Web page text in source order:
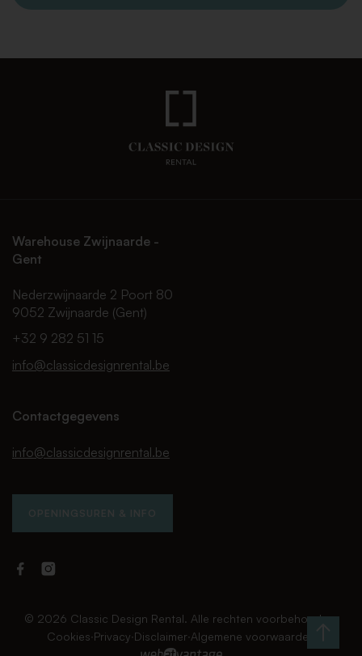
Warehouse Zwijnaarde -
Gent
Nederzwijnaarde 2 Poort 80
9052 Zwijnaarde (Gent)
+32 9 282 51 15
info@classicdesignrental.be
Contactgegevens
info@classicdesignrental.be
OPENINGSUREN & INFO
Facebook
Rental
Instagram
Rental
© 2026 Classic Design Rental. Alle rechten voorbehouden.
Cookies∙Privacy∙Disclaimer∙Algemene voorwaarden